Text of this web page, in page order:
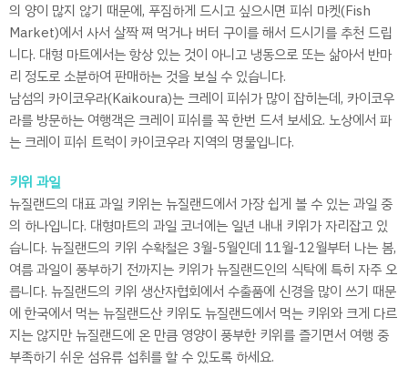
의 양이 많지 않기 때문에, 푸짐하게 드시고 싶으시면 피쉬 마켓(Fish
Market)에서 사서 살짝 쪄 먹거나 버터 구이를 해서 드시기를 추천 드립
니다. 대형 마트에서는 항상 있는 것이 아니고 냉동으로 또는 삶아서 반마
리 정도로 소분하여 판매하는 것을 보실 수 있습니다.
남섬의 카이코우라(Kaikoura)는 크레이 피쉬가 많이 잡히는데, 카이코우
라를 방문하는 여행객은 크레이 피쉬를 꼭 한번 드셔 보세요. 노상에서 파
는 크레이 피쉬 트럭이 카이코우라 지역의 명물입니다.
키위 과일
뉴질랜드의 대표 과일 키위는 뉴질랜드에서 가장 쉽게 볼 수 있는 과일 중
의 하나입니다. 대형마트의 과일 코너에는 일년 내내 키위가 자리잡고 있
습니다. 뉴질랜드의 키위 수확철은 3월-5월인데 11월-12월부터 나는 봄,
여름 과일이 풍부하기 전까지는 키위가 뉴질랜드인의 식탁에 특히 자주 오
릅니다. 뉴질랜드의 키위 생산자협회에서 수출품에 신경을 많이 쓰기 때문
에 한국에서 먹는 뉴질랜드산 키위도 뉴질랜드에서 먹는 키위와 크게 다르
지는 않지만 뉴질랜드에 온 만큼 영양이 풍부한 키위를 즐기면서 여행 중
부족하기 쉬운 섬유류 섭취를 할 수 있도록 하세요.